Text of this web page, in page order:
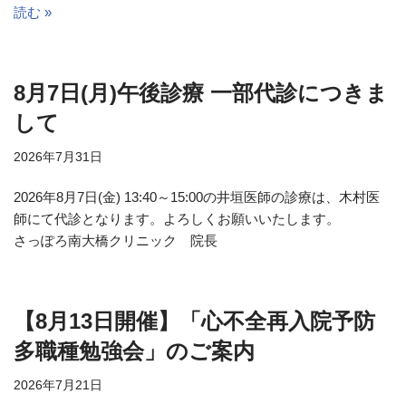
読む »
8月7日(月)午後診療 一部代診につきま
して
2026年7月31日
2026年8月7日(金) 13:40～15:00の井垣医師の診療は、木村医
師にて代診となります。よろしくお願いいたします。
さっぽろ南大橋クリニック 院長
【8月13日開催】「心不全再入院予防
多職種勉強会」のご案内
2026年7月21日